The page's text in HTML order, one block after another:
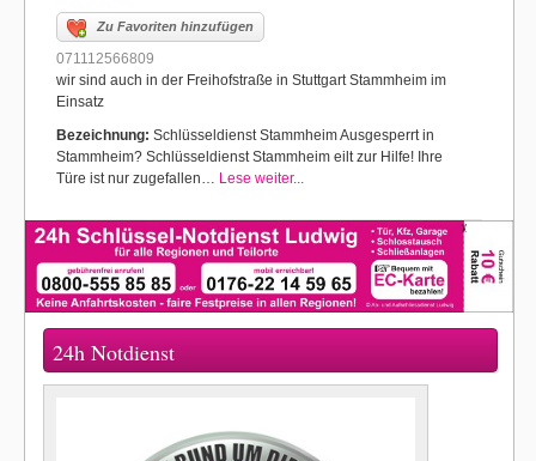
Zu Favoriten hinzufügen
071112566809
wir sind auch in der Freihofstraße in Stuttgart Stammheim im
Einsatz
Bezeichnung: Schlüsseldienst Stammheim Ausgesperrt in
Stammheim? Schlüsseldienst Stammheim eilt zur Hilfe! Ihre
Türe ist nur zugefallen… Lese weiter...
24h Notdienst